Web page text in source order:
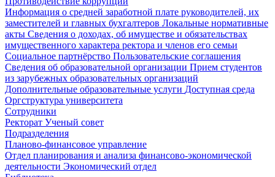
Информация о средней заработной плате руководителей, их
заместителей и главных бухгалтеров Локальные нормативные
акты Сведения о доходах, об имуществе и обязательствах
имущественного характера ректора и членов его семьи
Социальное партнёрство Пользовательские соглашения
Сведения об образовательной организации Прием студентов
из зарубежных образовательных организаций
Дополнительные образовательные услуги Доступная среда
Оргструктура университета
Сотрудники
Ректорат Ученый совет
Подразделения
Планово-финансовое управление
Отдел планирования и анализа финансово-экономической
деятельности Экономический отдел